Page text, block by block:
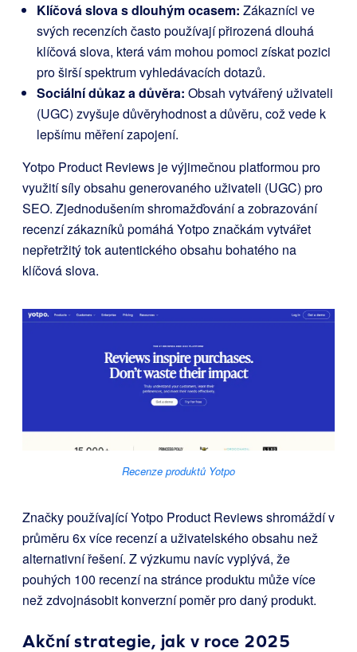
Klíčová slova s dlouhým ocasem: Zákazníci ve
svých recenzích často používají přirozená dlouhá
klíčová slova, která vám mohou pomoci získat pozici
pro širší spektrum vyhledávacích dotazů.
Sociální důkaz a důvěra: Obsah vytvářený uživateli
(UGC) zvyšuje důvěryhodnost a důvěru, což vede k
lepšímu měření zapojení.
Yotpo Product Reviews je výjimečnou platformou pro
využití síly obsahu generovaného uživateli (UGC) pro
SEO. Zjednodušením shromažďování a zobrazování
recenzí zákazníků pomáhá Yotpo značkám vytvářet
nepřetržitý tok autentického obsahu bohatého na
klíčová slova.
Recenze produktů Yotpo
Značky používající Yotpo Product Reviews shromáždí v
průměru 6x více recenzí a uživatelského obsahu než
alternativní řešení. Z výzkumu navíc vyplývá, že
pouhých 100 recenzí na stránce produktu může více
než zdvojnásobit konverzní poměr pro daný produkt.
Akční strategie, jak v roce 2025